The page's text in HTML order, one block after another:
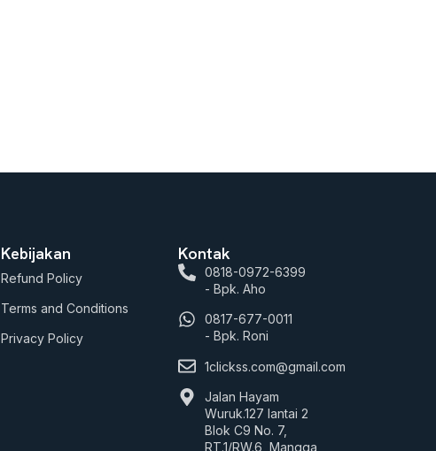
Kebijakan
Refund Policy
Terms and Conditions
Privacy Policy
Kontak
0818-0972-6399
- Bpk. Aho
0817-677-0011
- Bpk. Roni
1clickss.com@gmail.com
Jalan Hayam
Wuruk.127 lantai 2
Blok C9 No. 7,
RT.1/RW.6, Mangga